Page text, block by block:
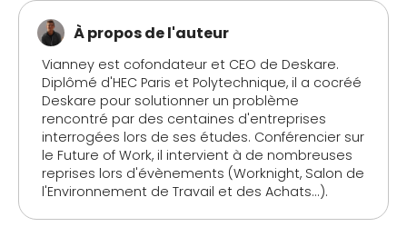
À propos de l'auteur
Vianney est cofondateur et CEO de Deskare.
Diplômé d'HEC Paris et Polytechnique, il a cocréé
Deskare pour solutionner un problème
rencontré par des centaines d'entreprises
interrogées lors de ses études. Conférencier sur
le Future of Work, il intervient à de nombreuses
reprises lors d'évènements (Worknight, Salon de
l'Environnement de Travail et des Achats...).